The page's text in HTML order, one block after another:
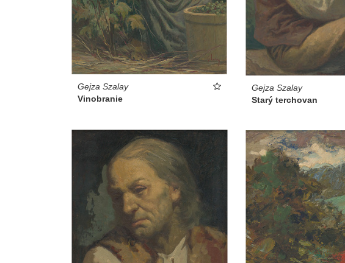
Gejza Szalay
Vinobranie
Gejza Szalay
Starý terchovan